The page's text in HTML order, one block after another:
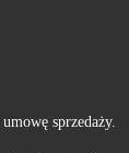
sprzedaży.